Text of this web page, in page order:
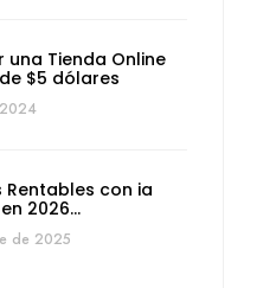
una Tienda Online
$5 dólares
Rentables con ia
2026…
de 2025